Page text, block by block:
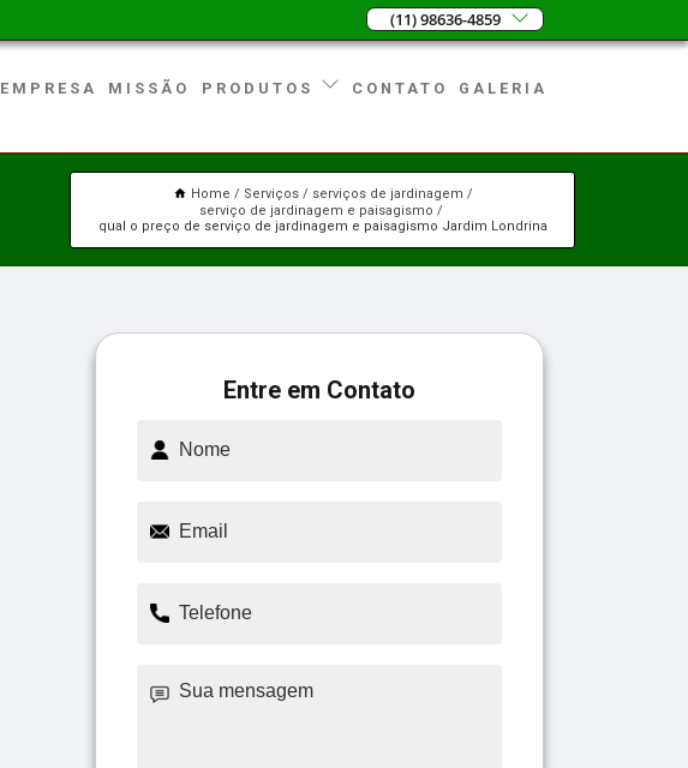
(11) 98636-4859
EMPRESA MISSÃO PRODUTOS CONTATO GALERIA
Home Serviços
serviços de jardinagem
serviço de jardinagem e paisagismo
qual o preço de serviço de jardinagem e paisagismo Jardim Londrina
Entre em Contato